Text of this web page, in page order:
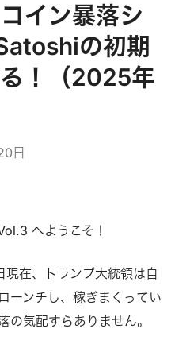
イン暴落シ
の初期
！（2025年
日
へようこそ！
現在、トランプ大統領は自
ーンチし、稼ぎまくってい
の気配すらありません。